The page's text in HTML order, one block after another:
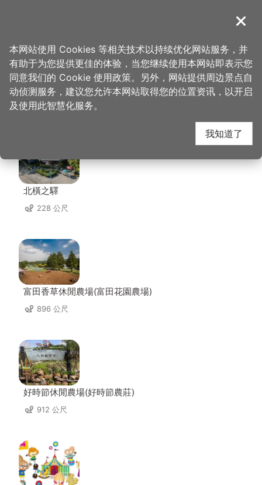
導覽
首页 > 想去的地方 > 美食、购物 > 传香客家餐馆
传香客家餐馆 周边店家
北橫之驛
228 公尺
富田香草休閒農場(富田花園農場)
896 公尺
好時節休閒農場(好時節農莊)
912 公尺
关闭
本网站使用 Cookies 等相关技术以持续优化网站服务，并
有助于为您提供更佳的体验，当您继续使用本网站即表示您
同意我们的 Cookie 使用政策。另外，网站提供周边景点自
动侦测服务，建议您允许本网站取得您的位置资讯，以开启
及使用此智慧化服务。
我知道了